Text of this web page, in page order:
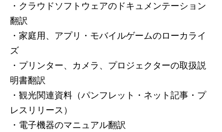
・クラウドソフトウェアのドキュメンテーション
翻訳
・家庭用、アプリ・モバイルゲームのローカライ
ズ
・プリンター、カメラ、プロジェクターの取扱説
明書翻訳
・観光関連資料（パンフレット・ネット記事・プ
レスリリース）
・電子機器のマニュアル翻訳